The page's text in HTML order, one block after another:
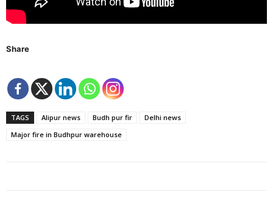
Share
TAGS Alipur news Budh pur fir
Delhi news
Major fire in Budhpur warehouse